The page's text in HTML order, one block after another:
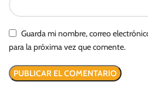
Guarda mi nombre, correo
para la próxima vez que comente.